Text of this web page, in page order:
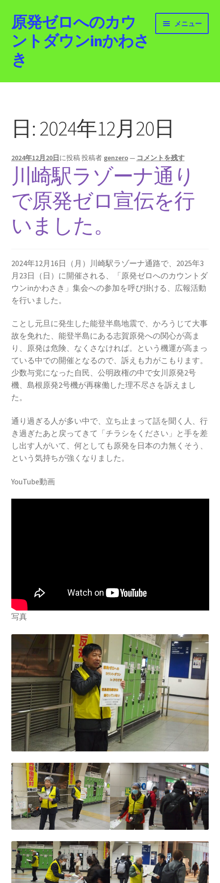
ナ
ビ
ゲ
ー
シ
キ
ッ
プ
コ
ン
テ
ン
ツ
プ
原発ゼロへのカウ
ントダウンinかわさ
き
メニュー
ホーム
活動紹介
2012.3.11 「原発ゼロへのカウントダウンinかわさ
き」「原発ゼロへの行進！誰でもデモ！」
原発ゼロ金曜日行動 inかわさき
2013.3.10 第２回原発ゼロへのカウントダウンinかわ
さき 集会
2014.3.16 第３回原発ゼロへのカウントダウンinかわ
さき 集会
2014.10.13 「今こそ９条inかわさき」大集会 第二分
2022.3.13 第11回原発ゼロへのカウントダウンinかわ
さき 集会
2015.3.8 第4回原発ゼロへのカウントダウンinかわさ
き 集会
2016.1.31 日本と原発上映会＆講演会
2016.3 .13 第5回原発ゼロへのカウントダウンinかわさ
き 集会
2017.3.12 第6回原発ゼロへのカウントダウンinかわさ
2023.3.12 第12回原発ゼロへのカウントダウンinかわ
さき集会
2023.6.25（日）映画「原発をとめた裁判長 そして
原発をとめる農家たち」上映会を開催
2023.10.8 原発ゼロへのカウントダウンinかわさき
講演会開催
2024.3.10第13回原発ゼロへのカウントダウンinかわさ
き集会
2024.10.13 映画「決断」上映と講演会を開催
2025.3.23第14回原発ゼロへのカウントダウンinかわさ
き集会開催
2026.3.15 第１５回原発ゼロへのカウントダウンinか
わさき集会開催
ギャラリー
ギャラリー_2023.3.12
日: 2024年12月20日
2024年12月20日に投稿投稿者 genzero— コメントを残す
川崎駅ラゾーナ通り
で原発ゼロ宣伝を行
いました。
2024年12月16日（月）川崎駅ラゾーナ通路で、2025年3
月23日（日）に開催される、「原発ゼロへのカウントダ
ウンinかわさき」集会への参加を呼び掛ける、広報活動
を行いました。
ことし元旦に発生した能登半島地震で、かろうじて大事
故を免れた、能登半島にある志賀原発への関心が高ま
り、原発は危険、なくさなければ。という機運が高まっ
ている中での開催となるので、訴えも力がこもります。
少数与党になった自民、公明政権の中で女川原発2号
機、島根原発2号機が再稼働した理不尽さを訴えまし
た。
通り過ぎる人が多い中で、立ち止まって話を聞く人、行
き過ぎたあと戻ってきて「チラシをください」と手を差
し出す人がいて、何としても原発を日本の力無くそう、
という気持ちが強くなりました。
YouTube動画
写真